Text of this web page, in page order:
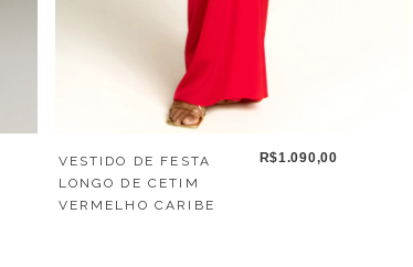
VESTIDO DE FESTA
LONGO DE CETIM
VERMELHO CARIBE
R$1.090,00